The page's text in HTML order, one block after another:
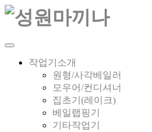
작업기소개
원형/사각베일러
모우어/컨디셔너
집초기(레이크)
베일랩핑기
기타작업기